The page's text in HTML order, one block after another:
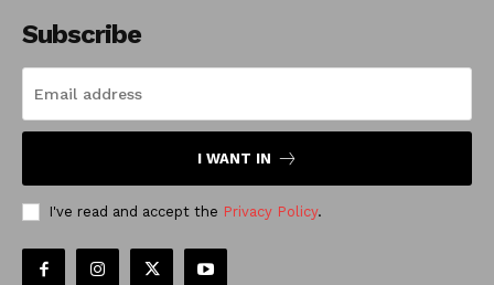
Subscribe
I WANT IN
I've read and accept the Privacy Policy.